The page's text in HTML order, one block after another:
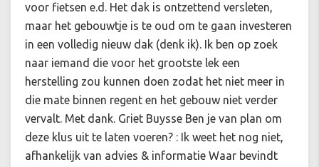
voor fietsen e.d. Het dak is ontzettend versleten,
maar het gebouwtje is te oud om te gaan investeren
in een volledig nieuw dak (denk ik). Ik ben op zoek
naar iemand die voor het grootste lek een
herstelling zou kunnen doen zodat het niet meer in
die mate binnen regent en het gebouw niet verder
vervalt. Met dank. Griet Buysse Ben je van plan om
deze klus uit te laten voeren? : Ik weet het nog niet,
afhankelijk van advies & informatie Waar bevindt